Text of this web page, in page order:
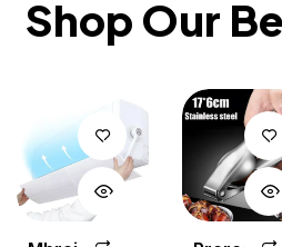
Shop Our